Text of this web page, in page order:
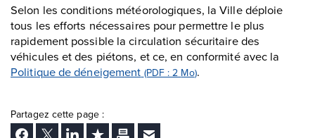
Selon les conditions météorologiques, la Ville déploie
tous les efforts nécessaires pour permettre le plus
rapidement possible la circulation sécuritaire des
véhicules et des piétons, et ce, en conformité avec la
Politique de déneigement (PDF : 2 Mo).
Partagez cette page :
Facebook
Twitter LinkedInAjouter aux favoris
ImprimerEnvoyer Ã un ami